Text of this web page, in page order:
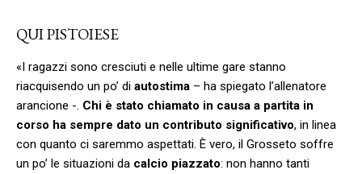
QUI PISTOIESE
«I ragazzi sono cresciuti e nelle ultime gare stanno
riacquisendo un po’ di autostima – ha spiegato l’allenatore
arancione -. Chi è stato chiamato in causa a partita in
corso ha sempre dato un contributo significativo, in linea
con quanto ci saremmo aspettati. È vero, il Grosseto soffre
un po’ le situazioni da calcio piazzato: non hanno tanti